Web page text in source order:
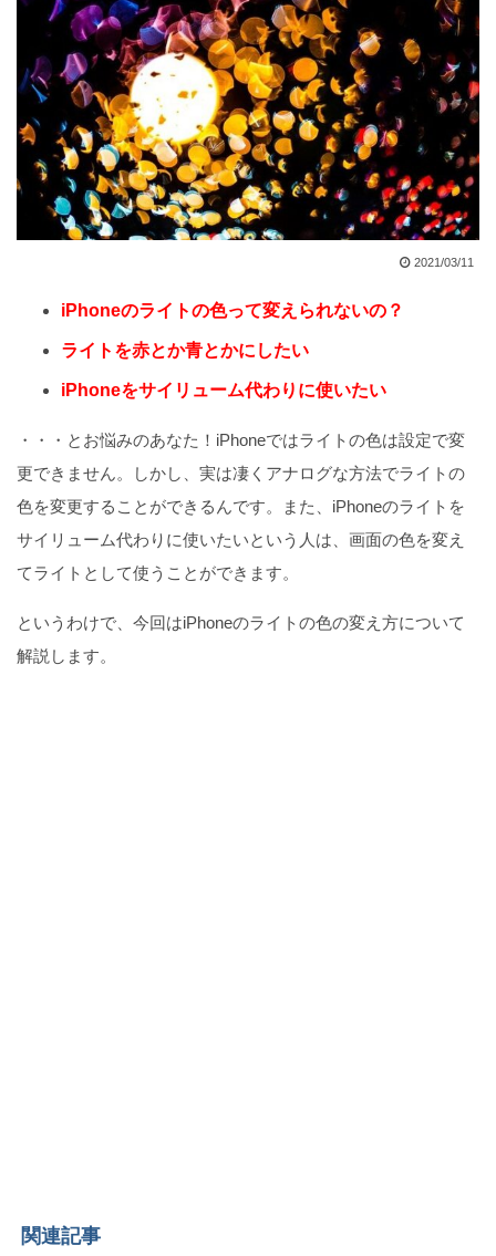
2021/03/11
iPhoneのライトの色って変えられないの？
ライトを赤とか青とかにしたい
iPhoneをサイリューム代わりに使いたい
・・・とお悩みのあなた！iPhoneではライトの色は設定で変
更できません。しかし、実は凄くアナログな方法でライトの
色を変更することができるんです。また、iPhoneのライトを
サイリューム代わりに使いたいという人は、画面の色を変え
てライトとして使うことができます。
というわけで、今回はiPhoneのライトの色の変え方について
解説します。
関連記事